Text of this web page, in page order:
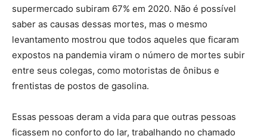
supermercado subiram 67% em 2020. Não é possível
saber as causas dessas mortes, mas o mesmo
levantamento mostrou que todos aqueles que ficaram
expostos na pandemia viram o número de mortes subir
entre seus colegas, como motoristas de ônibus e
frentistas de postos de gasolina.
Essas pessoas deram a vida para que outras pessoas
ficassem no conforto do lar, trabalhando no chamado